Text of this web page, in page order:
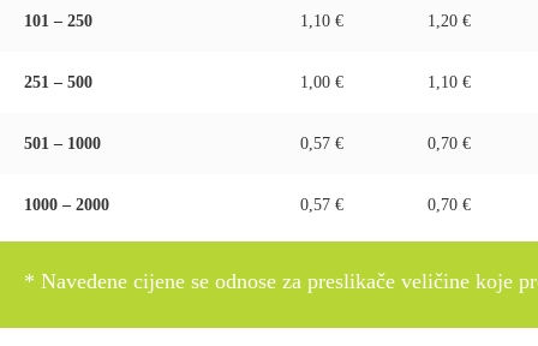
101 – 250 1,10 € 1,20 €
251 – 500 1,00 € 1,10 €
501 – 1000 0,57 € 0,70 €
1000 – 2000 0,57 € 0,70 €
* Navedene cijene se odnose za preslikače veličine koje